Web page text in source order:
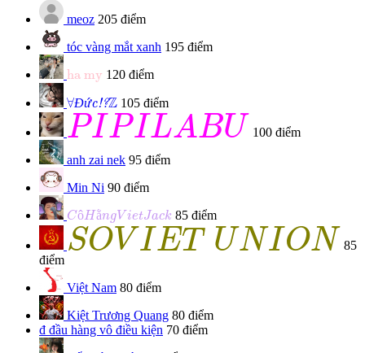
meoz 205 điểm
tóc vàng mắt xanh 195 điểm
ha my
ha my 120 điểm
∀
∀Đức!?
Đức!?Z
Z 105 điểm
PIPILABU
PIPILABU
100 điểm
anh zai nek 95 điểm
Min Ni 90 điểm
CôHằngVietJack
CôHằn Viet a ck 85 điểm
SOV IET UNION
SOVIET U NION
85
điểm
Việt Nam 80 điểm
Kiệt Trương Quang 80 điểm
đ đầu hàng vô điều kiện 70 điểm